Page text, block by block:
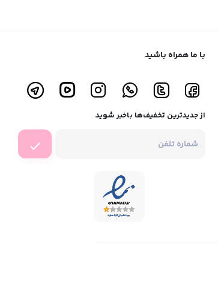
با ما همراه باشید
از جدیدترین تخفیف‌ها باخبر شوید